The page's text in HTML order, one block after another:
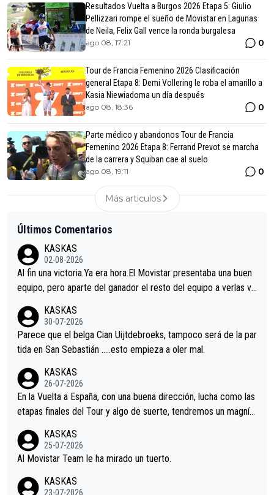
Resultados Vuelta a Burgos 2026 Etapa 5: Giulio
Pellizzari rompe el sueño de Movistar en Lagunas
de Neila, Felix Gall vence la ronda burgalesa
ago 08, 17:21 0
Tour de Francia Femenino 2026 Clasificación
general Etapa 8: Demi Vollering le roba el amarillo a
Kasia Niewiadoma un día después
ago 08, 18:36 0
Parte médico y abandonos Tour de Francia
Femenino 2026 Etapa 8: Ferrand Prevot se marcha
de la carrera y Squiban cae al suelo
ago 08, 19:11 0
Más articulos
Últimos Comentarios
KASKAS
02-08-2026
Al fin una victoria.Ya era hora.El Movistar presentaba una buen
equipo, pero aparte del ganador el resto del equipo a verlas ve
s.La única buena noticia es la mejoría de Enric Más en San Seb
astian.Si en la Vuelta a Burgos sigue la mejoría, podríamos ten
er alguna sorpresa en la Vuelta.Ojalá.
KASKAS
30-07-2026
Parece que el belga Cian Uijtdebroeks, tampoco será de la par
tida en San Sebastián …..esto empieza a oler mal.
KASKAS
26-07-2026
En la Vuelta a España, con una buena dirección, lucha como las
etapas finales del Tour y algo de suerte, tendremos un magnífi
KASKAS
25-07-2026
Al Movistar Team le ha mirado un tuerto.
KASKAS
23-07-2026